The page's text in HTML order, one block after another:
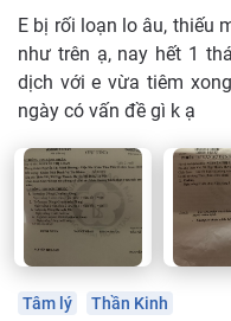
E bị rối loạn lo âu, thiếu
như trên ạ, nay hết 1
dịch với e vừa tiêm
ngày có vấn đề gì k ạ
Tâm lý
Thần Kinh